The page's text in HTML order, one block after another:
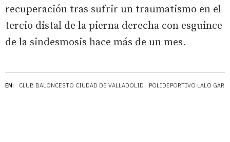
EN: CLUB BALONCESTO CIUDAD DE VALLADOLID POLIDEPORTIVO LALO
recuperación tras sufrir un traumatismo en el
tercio distal de la pierna derecha con esguince
de la sindesmosis hace más de un mes.